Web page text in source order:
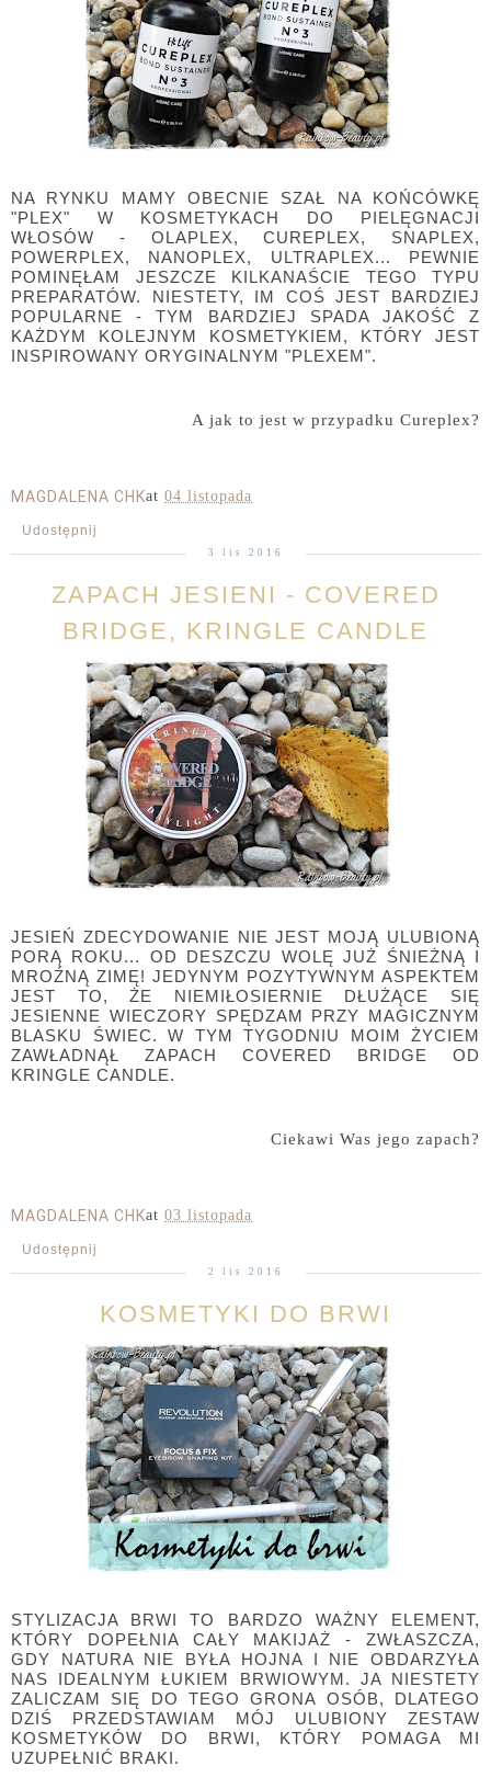
NA RYNKU MAMY OBECNIE SZAŁ NA KOŃCÓWKĘ
"PLEX" W KOSMETYKACH DO PIELĘGNACJI
WŁOSÓW - OLAPLEX, CUREPLEX, SNAPLEX,
POWERPLEX, NANOPLEX, ULTRAPLEX... PEWNIE
POMINĘŁAM JESZCZE KILKANAŚCIE TEGO TYPU
PREPARATÓW. NIESTETY, IM COŚ JEST BARDZIEJ
POPULARNE - TYM BARDZIEJ SPADA JAKOŚĆ Z
KAŻDYM KOLEJNYM KOSMETYKIEM, KTÓRY JEST
INSPIROWANY ORYGINALNYM "PLEXEM".
A jak to jest w przypadku Cureplex?
MAGDALENA CHKat 04 listopada
Udostępnij
3 lis 2016
ZAPACH JESIENI - COVERED
BRIDGE, KRINGLE CANDLE
JESIEŃ ZDECYDOWANIE NIE JEST MOJĄ ULUBIONĄ
PORĄ ROKU... OD DESZCZU WOLĘ JUŻ ŚNIEŻNĄ I
MROŹNĄ ZIMĘ! JEDYNYM POZYTYWNYM ASPEKTEM
JEST TO, ŻE NIEMIŁOSIERNIE DŁUŻĄCE SIĘ
JESIENNE WIECZORY SPĘDZAM PRZY MAGICZNYM
BLASKU ŚWIEC. W TYM TYGODNIU MOIM ŻYCIEM
ZAWŁADNĄŁ ZAPACH COVERED BRIDGE OD
KRINGLE CANDLE.
Ciekawi Was jego zapach?
MAGDALENA CHKat 03 listopada
Udostępnij
2 lis 2016
KOSMETYKI DO BRWI
STYLIZACJA BRWI TO BARDZO WAŻNY ELEMENT,
KTÓRY DOPEŁNIA CAŁY MAKIJAŻ - ZWŁASZCZA,
GDY NATURA NIE BYŁA HOJNA I NIE OBDARZYŁA
NAS IDEALNYM ŁUKIEM BRWIOWYM. JA NIESTETY
ZALICZAM SIĘ DO TEGO GRONA OSÓB, DLATEGO
DZIŚ PRZEDSTAWIAM MÓJ ULUBIONY ZESTAW
KOSMETYKÓW DO BRWI, KTÓRY POMAGA MI
UZUPEŁNIĆ BRAKI.